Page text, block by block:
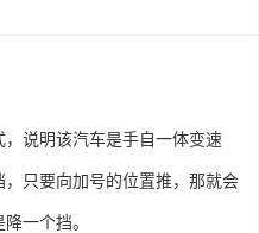
说明该汽车是手自一体变速
只要向加号的位置推，那就会
一个挡。